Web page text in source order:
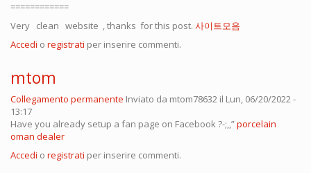
============
Very clean website , thanks for this post. 사이트모음
Accedi o registrati per inserire commenti.
mtom
Collegamento permanente Inviato da mtom78632 il Lun, 06/20/2022 -
13:17
Have you already setup a fan page on Facebook ?-;,,”porcelain
oman dealer
Accedi o registrati per inserire commenti.